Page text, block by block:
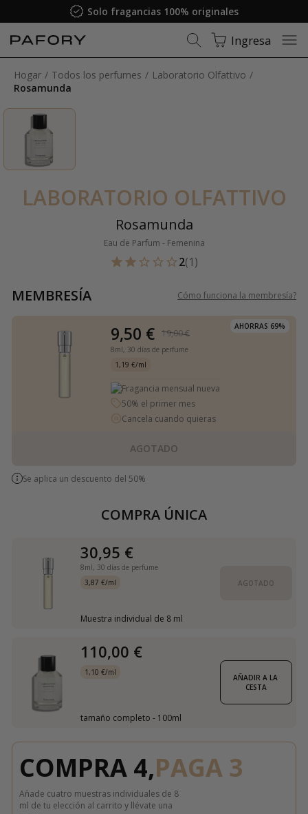
Solo fragancias 100% originales
Ingresa
Hogar Todos los perfumes
Laboratorio Olfattivo
Rosamunda
LABORATORIO OLFATTIVO
Rosamunda
Eau de Parfum - Femenina
2(1)
MEMBRESÍA Cómo funciona la membresía?
AHORRAS 69%
9,50 € 19,00 €
8ml, 30 días de perfume
1,19 €/ml
Fragancia mensual nueva
50% el primer mes
Cancela cuando quieras
AGOTADO
Se aplica un descuento del 50%
COMPRA ÚNICA
30,95 €
8ml, 30 días de perfume
3,87 €/ml
Muestra individual de 8 ml
AGOTADO
110,00 €
1,10 €/ml
tamaño completo - 100ml
AÑADIR A LA
CESTA
COMPRA 4,PAGA 3
Añade cuatro muestras individuales de 8
ml de tu elección al carrito y llévate una